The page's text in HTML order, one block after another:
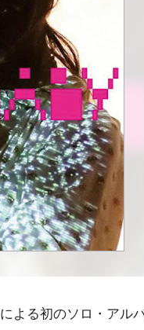
よる初のソロ・アル